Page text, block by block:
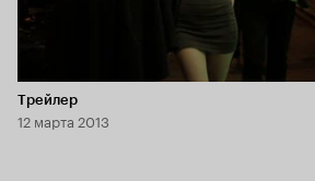
Длительность 1 мин
Трейлер
12 марта 2013